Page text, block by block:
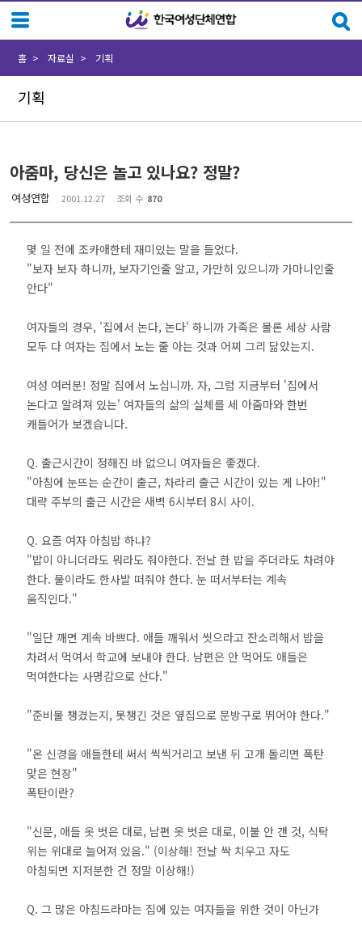
기획
홈 자료실 기획
아줌마, 당신은 놀고 있나요? 정말?
여성연합 2001.12.27 조회 수 870
몇 일 전에 조카애한테 재미있는 말을 들었다.
"보자 보자 하니까, 보자기인줄 알고, 가만히 있으니까 가마니인줄
안다"
여자들의 경우, '집에서 논다, 논다' 하니까 가족은 물론 세상 사람
모두 다 여자는 집에서 노는 줄 아는 것과 어찌 그리 닮았는지.
여성 여러분! 정말 집에서 노십니까. 자, 그럼 지금부터 '집에서
논다고 알려져 있는' 여자들의 삶의 실체를 세 아줌마와 한번
캐들어가 보겠습니다.
Q. 출근시간이 정해진 바 없으니 여자들은 좋겠다.
"아침에 눈뜨는 순간이 출근, 차라리 출근 시간이 있는 게 나아!"
대략 주부의 출근 시간은 새벽 6시부터 8시 사이.
Q. 요즘 여자 아침밥 하냐?
"밥이 아니더라도 뭐라도 줘야한다. 전날 한 밥을 주더라도 차려야
한다. 물이라도 한사발 떠줘야 한다. 눈 떠서부터는 계속
움직인다."
"일단 깨면 계속 바쁘다. 애들 깨워서 씻으라고 잔소리해서 밥을
차려서 먹여서 학교에 보내야 한다. 남편은 안 먹어도 애들은
먹여한다는 사명감으로 산다."
"준비물 챙겼는지, 못챙긴 것은 옆집으로 문방구로 뛰어야 한다."
"온 신경을 애들한테 써서 씩씩거리고 보낸 뒤 고개 돌리면 폭탄
맞은 현장"
폭탄이란?
"신문, 애들 옷 벗은 대로, 남편 옷 벗은 대로, 이불 안 갠 것, 식탁
위는 위대로 늘어져 있음." (이상해! 전날 싹 치우고 자도
아침되면 지저분한 건 정말 이상해!)
Q. 그 많은 아침드라마는 집에 있는 여자들을 위한 것이 아닌가